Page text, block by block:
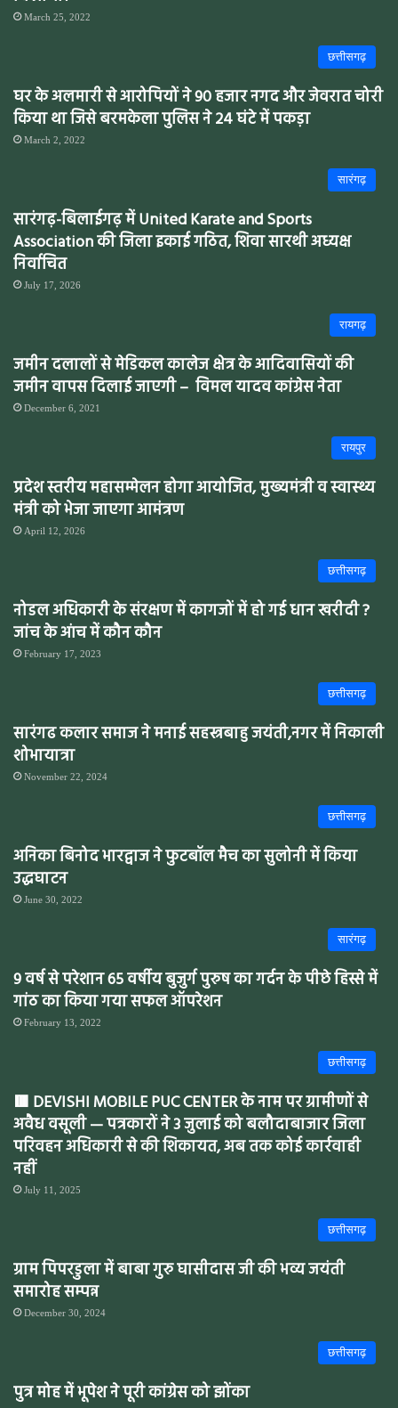
March 25, 2022
छत्तीसगढ़
घर के अलमारी से आरोपियों ने 90 हजार नगद और जेवरात चोरी
किया था जिसे बरमकेला पुलिस ने 24 घंटे में पकड़ा
March 2, 2022
सारंगढ़
सारंगढ़-बिलाईगढ़ में United Karate and Sports
Association की जिला इकाई गठित, शिवा सारथी अध्यक्ष
निर्वाचित
July 17, 2026
रायगढ़
जमीन दलालों से मेडिकल कालेज क्षेत्र के आदिवासियों की
जमीन वापस दिलाई जाएगी – विमल यादव कांग्रेस नेता
December 6, 2021
रायपुर
प्रदेश स्तरीय महासम्मेलन होगा आयोजित, मुख्यमंत्री व स्वास्थ्य
मंत्री को भेजा जाएगा आमंत्रण
April 12, 2026
छत्तीसगढ़
नोडल अधिकारी के संरक्षण में कागजों में हो गई धान खरीदी ?
जांच के आंच में कौन कौन
February 17, 2023
छत्तीसगढ़
सारंगढ कलार समाज ने मनाई सहस्त्रबाहु जयंती,नगर में निकाली
शोभायात्रा
November 22, 2024
छत्तीसगढ़
अनिका बिनोद भारद्वाज ने फुटबॉल मैच का सुलोनी में किया
उद्धघाटन
June 30, 2022
सारंगढ़
9 वर्ष से परेशान 65 वर्षीय बुजुर्ग पुरुष का गर्दन के पीछे हिस्से में
गांठ का किया गया सफल ऑपरेशन
February 13, 2022
छत्तीसगढ़
🟥 DEVISHI MOBILE PUC CENTER के नाम पर ग्रामीणों से
अवैध वसूली — पत्रकारों ने 3 जुलाई को बलौदाबाजार जिला
परिवहन अधिकारी से की शिकायत, अब तक कोई कार्रवाही
नहीं
July 11, 2025
छत्तीसगढ़
ग्राम पिपरडुला में बाबा गुरु घासीदास जी की भव्य जयंती
समारोह सम्पन्न
December 30, 2024
छत्तीसगढ़
पुत्र मोह में भूपेश ने पूरी कांग्रेस को झोंका